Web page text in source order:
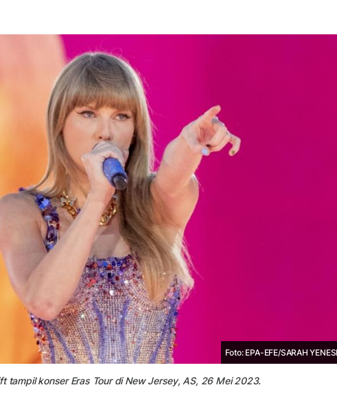
Foto: EPA-EFE/SARAH
tampil konser Eras Tour di New Jersey, AS, 26 Mei 2023.